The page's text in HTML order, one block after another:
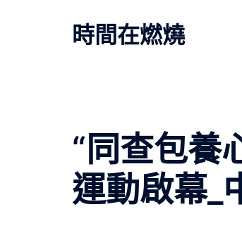
時間在燃燒
“同查包養
運動啟幕_